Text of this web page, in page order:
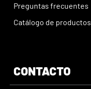
Preguntas frecuentes
Catálogo de productos
CONTACTO